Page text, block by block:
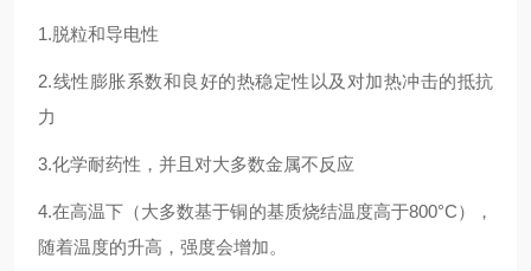
1.脱粒和导电性
2.线性膨胀系数和良好的热稳定性以及对加热冲击的抵抗
力
3.化学耐药性，并且对大多数金属不反应
4.在高温下（大多数基于铜的基质烧结温度高于800°C），
随着温度的升高，强度会增加。